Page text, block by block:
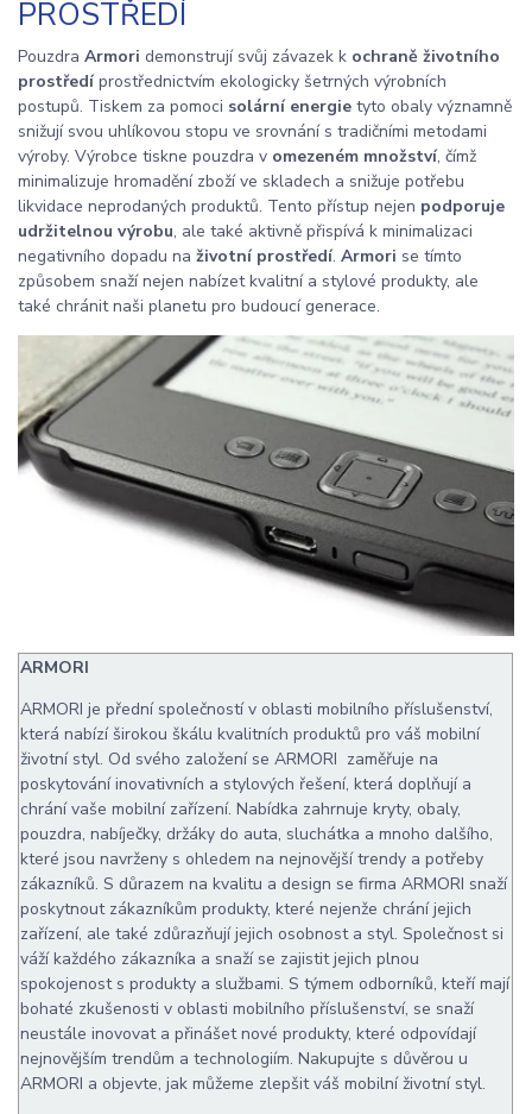
PROSTŘEDÍ
Pouzdra Armori demonstrují svůj závazek k ochraně životního
prostředíprostřednictvím ekologicky šetrných výrobních
postupů. Tiskem za pomoci solární energie tyto obaly významně
snižují svou uhlíkovou stopu ve srovnání s tradičními metodami
výroby. Výrobce tiskne pouzdra v omezeném množství, čímž
minimalizuje hromadění zboží ve skladech a snižuje potřebu
likvidace neprodaných produktů. Tento přístup nejen podporuje
udržitelnou výrobu, ale také aktivně přispívá k minimalizaci
negativního dopadu na životní prostředí. Armori se tímto
způsobem snaží nejen nabízet kvalitní a stylové produkty, ale
také chránit naši planetu pro budoucí generace.
ARMORI
ARMORI je přední společností v oblasti mobilního příslušenství,
která nabízí širokou škálu kvalitních produktů pro váš mobilní
životní styl. Od svého založení se ARMORI zaměřuje na
poskytování inovativních a stylových řešení, která doplňují a
chrání vaše mobilní zařízení. Nabídka zahrnuje kryty, obaly,
pouzdra, nabíječky, držáky do auta, sluchátka a mnoho dalšího,
které jsou navrženy s ohledem na nejnovější trendy a potřeby
zákazníků. S důrazem na kvalitu a design se firma ARMORI snaží
poskytnout zákazníkům produkty, které nejenže chrání jejich
zařízení, ale také zdůrazňují jejich osobnost a styl. Společnost si
váží každého zákazníka a snaží se zajistit jejich plnou
spokojenost s produkty a službami. S týmem odborníků, kteří mají
bohaté zkušenosti v oblasti mobilního příslušenství, se snaží
neustále inovovat a přinášet nové produkty, které odpovídají
nejnovějším trendům a technologiím. Nakupujte s důvěrou u
ARMORI a objevte, jak můžeme zlepšit váš mobilní životní styl.